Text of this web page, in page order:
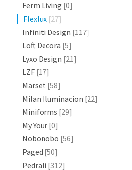
Ferm Living [0]
Flexlux [27]
Infiniti Design [117]
Loft Decora [5]
Lyxo Design [21]
LZF [17]
Marset [58]
Milan Iluminacion [22]
Miniforms [29]
My Your [0]
Nobonobo [56]
Paged [50]
Pedrali [312]